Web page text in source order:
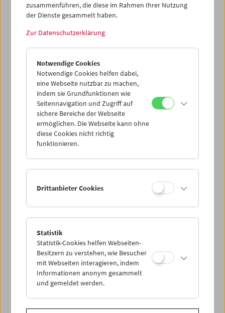
< zurück zur Übersicht
zusammenführen, die diese im Rahmen Ihrer Nutzung
der Dienste gesammelt haben.
Zur Datenschutzerklärung
Notwendige Cookies
Notwendige Cookies helfen dabei,
eine Webseite nutzbar zu machen,
indem sie Grundfunktionen wie
Seitennavigation und Zugriff auf
sichere Bereiche der Webseite
ermöglichen. Die Webseite kann ohne
diese Cookies nicht richtig
funktionieren.
Drittanbieter Cookies
Statistik
Statistik-Cookies helfen Webseiten-
Besitzern zu verstehen, wie Besucher
mit Webseiten interagieren, indem
Informationen anonym gesammelt
und gemeldet werden.